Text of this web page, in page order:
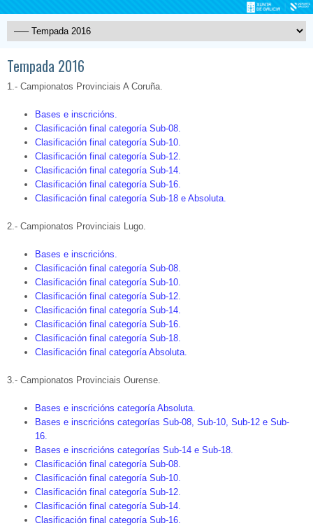
Tempada 2016
1.- Campionatos Provinciais A Coruña.
Bases e inscricións.
Clasificación final categoría Sub-08.
Clasificación final categoría Sub-10.
Clasificación final categoría Sub-12.
Clasificación final categoría Sub-14.
Clasificación final categoría Sub-16.
Clasificación final categoría Sub-18 e Absoluta.
2.- Campionatos Provinciais Lugo.
Bases e inscricións.
Clasificación final categoría Sub-08.
Clasificación final categoría Sub-10.
Clasificación final categoría Sub-12.
Clasificación final categoría Sub-14.
Clasificación final categoría Sub-16.
Clasificación final categoría Sub-18.
Clasificación final categoría Absoluta.
3.- Campionatos Provinciais Ourense.
Bases e inscricións categoría Absoluta.
Bases e inscricións categorías Sub-08, Sub-10, Sub-12 e Sub-
16.
Bases e inscricións categorías Sub-14 e Sub-18.
Clasificación final categoría Sub-08.
Clasificación final categoría Sub-10.
Clasificación final categoría Sub-12.
Clasificación final categoría Sub-14.
Clasificación final categoría Sub-16.